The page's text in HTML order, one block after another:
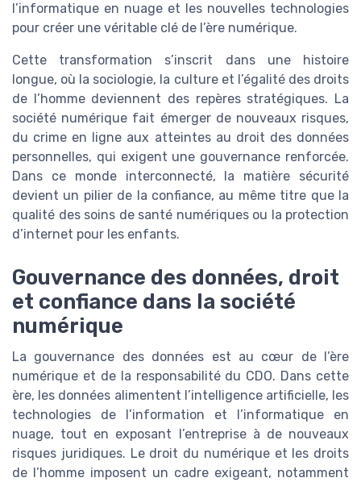
l’informatique en nuage et les nouvelles technologies
pour créer une véritable clé de l’ère numérique.
Cette transformation s’inscrit dans une histoire
longue, où la sociologie, la culture et l’égalité des droits
de l’homme deviennent des repères stratégiques. La
société numérique fait émerger de nouveaux risques,
du crime en ligne aux atteintes au droit des données
personnelles, qui exigent une gouvernance renforcée.
Dans ce monde interconnecté, la matière sécurité
devient un pilier de la confiance, au même titre que la
qualité des soins de santé numériques ou la protection
d’internet pour les enfants.
Gouvernance des données, droit
et confiance dans la société
numérique
La gouvernance des données est au cœur de l’ère
numérique et de la responsabilité du CDO. Dans cette
ère, les données alimentent l’intelligence artificielle, les
technologies de l’information et l’informatique en
nuage, tout en exposant l’entreprise à de nouveaux
risques juridiques. Le droit du numérique et les droits
de l’homme imposent un cadre exigeant, notamment